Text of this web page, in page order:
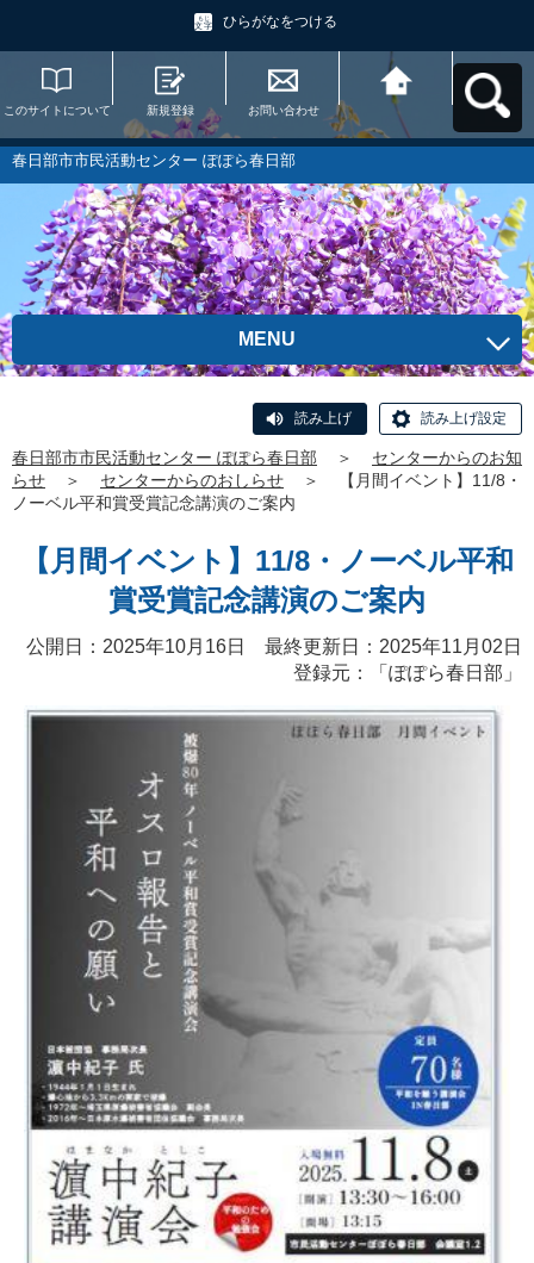
ひらがなをつける
このサイトについて 新規登録 お問い合わせ
春日部市市民活動セ
ンター ぽぽら春日部
へ戻る
春日部市市民活動センター ぽぽら春日部
MENU
読み上げ 読み上げ設定
春日部市市民活動センター ぽぽら春日部 ＞
センターからのお知
らせ
＞ センターからのおしらせ ＞
【月間イベント】11/8・
ノーベル平和賞受賞記念講演のご案内
【月間イベント】11/8・ノーベル平和
賞受賞記念講演のご案内
公開日：2025年10月16日 最終更新日：2025年11月02日
登録元：「ぽぽら春日部」